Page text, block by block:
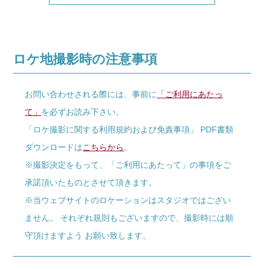
ロケ地撮影時の注意事項
お問い合わせされる際には、事前に 「ご利用にあたっ
て」 を必ずお読み下さい。
「ロケ撮影に関する利用規約および免責事項」 PDF書類
ダウンロードはこちらから。
※撮影決定をもって、「ご利用にあたって」の事項をご
承諾頂いたものとさせて頂きます。
※当ウェブサイトのロケーションはスタジオではござい
ません。 それぞれ規則もございますので、撮影時には順
守頂けますよう お願い致します。